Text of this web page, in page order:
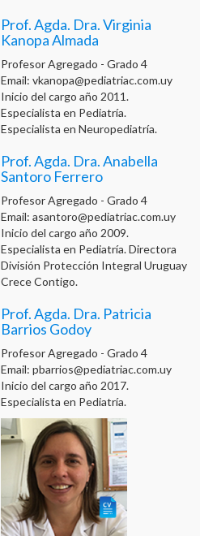
Prof. Agda. Dra. Virginia
Kanopa Almada
Profesor Agregado - Grado 4
Email: vkanopa@pediatriac.com.uy
Inicio del cargo año 2011.
Especialista en Pediatría.
Especialista en Neuropediatría.
Prof. Agda. Dra. Anabella
Santoro Ferrero
Profesor Agregado - Grado 4
Email: asantoro@pediatriac.com.uy
Inicio del cargo año 2009.
Especialista en Pediatría. Directora
División Protección Integral Uruguay
Crece Contigo.
Prof. Agda. Dra. Patricia
Barrios Godoy
Profesor Agregado - Grado 4
Email: pbarrios@pediatriac.com.uy
Inicio del cargo año 2017.
Especialista en Pediatría.